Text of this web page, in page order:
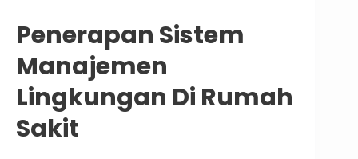
Penerapan Sistem
Manajemen
Lingkungan Di Rumah
Sakit